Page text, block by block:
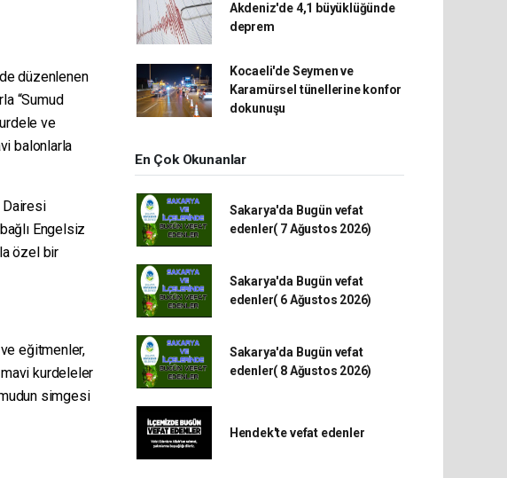
düzenlenen
“Sumud
ve
balonlarla
Engelsiz
özel bir
eğitmenler,
kurdeleler
simgesi
Akdeniz'de 4,1 büyüklüğünde
deprem
Kocaeli'de Seymen ve
Karamürsel tünellerine konfor
dokunuşu
En Çok Okunanlar
Sakarya'da Bugün vefat
edenler( 7 Ağustos 2026)
Sakarya'da Bugün vefat
edenler( 6 Ağustos 2026)
Sakarya'da Bugün vefat
edenler( 8 Ağustos 2026)
Hendek'te vefat edenler